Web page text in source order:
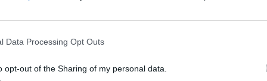
Data Processing Opt Outs
opt-out of the Sharing of my personal data.